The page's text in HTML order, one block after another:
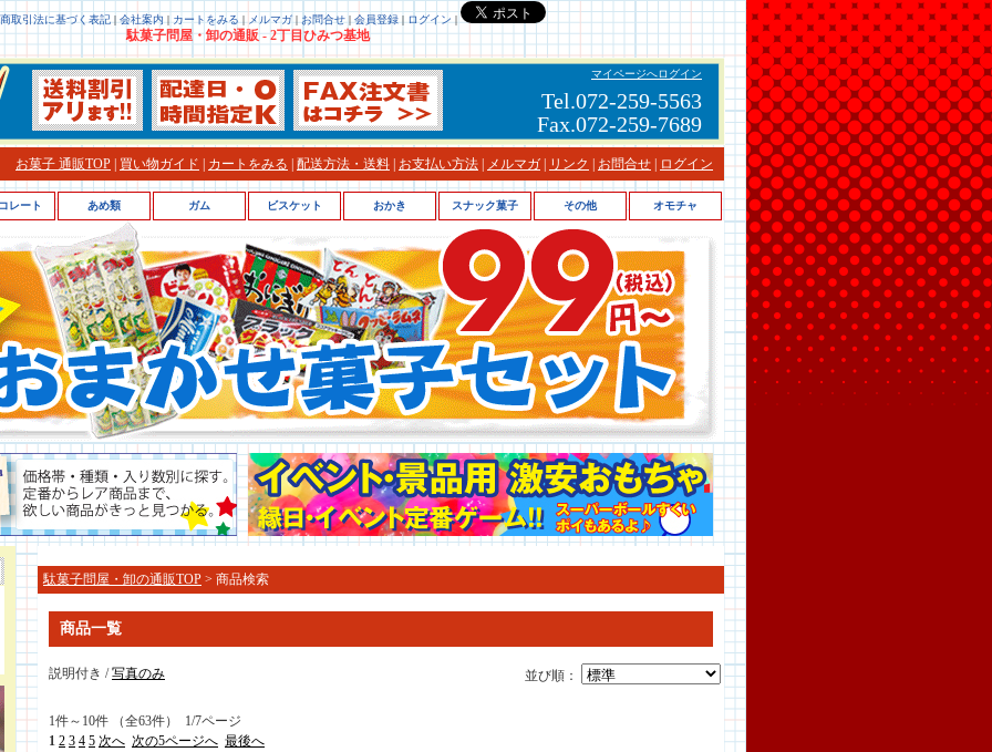
取引法に基づく表記 | 会社案内 | カートをみる | メルマガ| お問合せ| 会員登録| ログイン |
駄菓子問屋・卸の通販 - 2丁目ひみつ基地
マイページへログイン
Tel.072-259-5563
Fax.072-259-7689
お菓子 通販TOP 買い物ガイド カートをみる 配送方法・送料 お支払い方法 メルマガ リンク お問合せ ログイン
駄菓子問屋・卸の通販TOP > 商品検索
商品一覧
並び順：
説明付き /写真のみ
1件～10件 （全63件） 1/7ページ
1 2 3 4 5 次へ 次の5ページへ 最後へ